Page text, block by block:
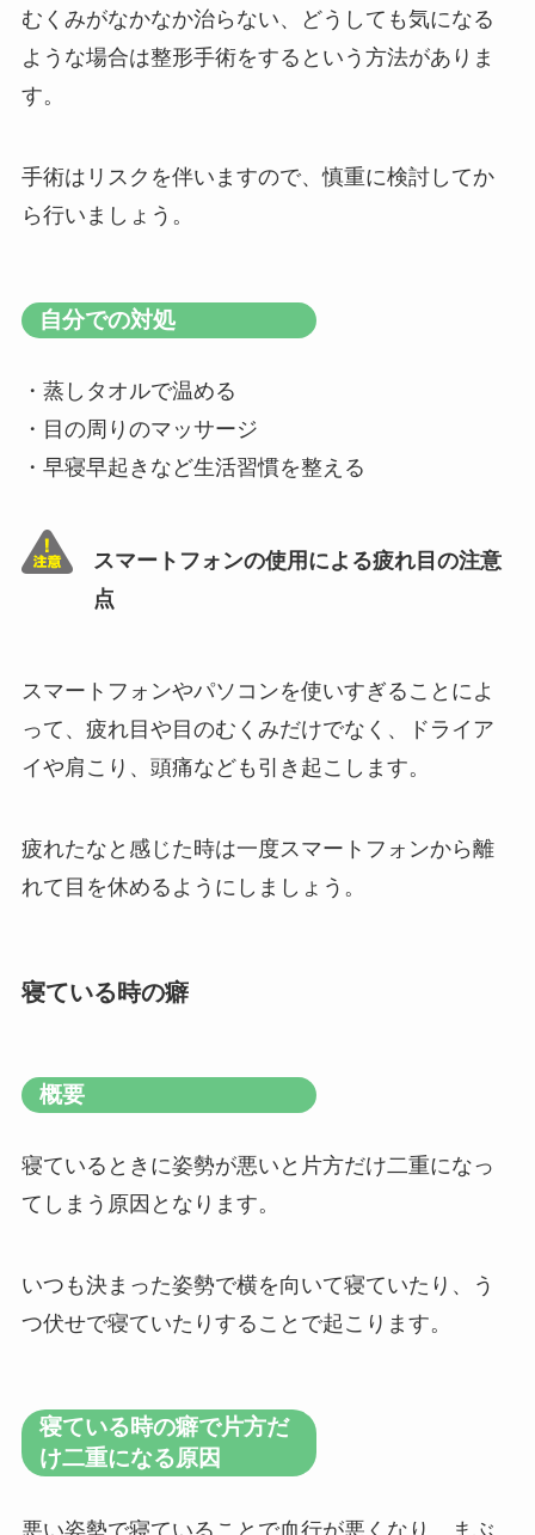
むくみがなかなか治らない、どうしても気になる
ような場合は整形手術をするという方法がありま
す。
手術はリスクを伴いますので、慎重に検討してか
ら行いましょう。
自分での対処
・蒸しタオルで温める
・目の周りのマッサージ
・早寝早起きなど生活習慣を整える
スマートフォンの使用による疲れ目の注意
点
スマートフォンやパソコンを使いすぎることによ
って、疲れ目や目のむくみだけでなく、ドライア
イや肩こり、頭痛なども引き起こします。
疲れたなと感じた時は一度スマートフォンから離
れて目を休めるようにしましょう。
寝ている時の癖
概要
寝ているときに姿勢が悪いと片方だけ二重になっ
てしまう原因となります。
いつも決まった姿勢で横を向いて寝ていたり、う
つ伏せで寝ていたりすることで起こります。
寝ている時の癖で片方だ
け二重になる原因
悪い姿勢で寝ていることで血行が悪くなり、まぶ